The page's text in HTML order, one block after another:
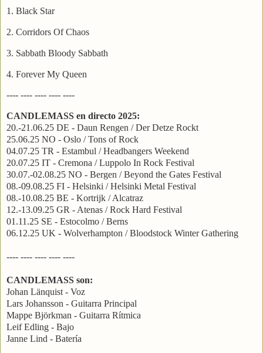
1. Black Star
2. Corridors Of Chaos
3. Sabbath Bloody Sabbath
4. Forever My Queen
---- ---- ---- ---- ----
CANDLEMASS en directo 2025:
20.-21.06.25 DE - Daun Rengen / Der Detze Rockt
25.06.25 NO - Oslo / Tons of Rock
04.07.25 TR - Estambul / Headbangers Weekend
20.07.25 IT - Cremona / Luppolo In Rock Festival
30.07.-02.08.25 NO - Bergen / Beyond the Gates Festival
08.-09.08.25 FI - Helsinki / Helsinki Metal Festival
08.-10.08.25 BE - Kortrijk / Alcatraz
12.-13.09.25 GR - Atenas / Rock Hard Festival
01.11.25 SE - Estocolmo / Berns
06.12.25 UK - Wolverhampton / Bloodstock Winter Gathering
---- ---- ---- ---- ----
CANDLEMASS son:
Johan Länquist - Voz
Lars Johansson - Guitarra Principal
Mappe Björkman - Guitarra Rítmica
Leif Edling - Bajo
Janne Lind - Batería